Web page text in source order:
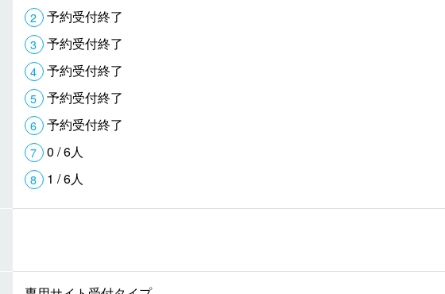
予約受付終了
予約受付終了
予約受付終了
予約受付終了
予約受付終了
0 / 6人
1 / 6人